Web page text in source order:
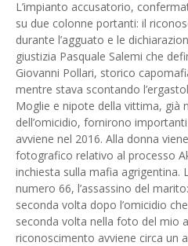
L’impianto accusatorio,
su due colonne portanti: il
durante l’agguato e le
giustizia Pasquale Salemi che
Giovanni Pollari, storico
mentre stava scontando
Moglie e nipote della vittima, già
dell’omicidio, fornirono
avviene nel 2016. Alla donna
fotografico relativo al processo
inchiesta sulla mafia agrigentina.
numero 66, l’assassino del
seconda volta dopo l’omicidio
seconda volta nella foto del mio
riconoscimento avviene circa un